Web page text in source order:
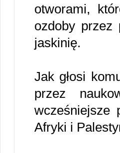
otworami,
ozdoby przez
jaskinię.
Jak głosi
przez
wcześniejsze
Afryki i